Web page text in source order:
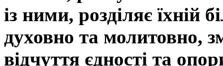
із ними, розділяє їхній
духовно та молитовно,
відчуття єдності та